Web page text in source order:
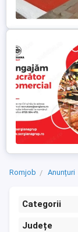
Romjob Anunțuri
Categorii
Județe